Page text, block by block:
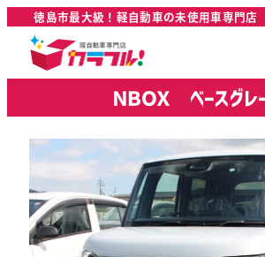
徳島市最大級！軽自動車の未使用車専門店
ＮＢＯＸ ベースグレ